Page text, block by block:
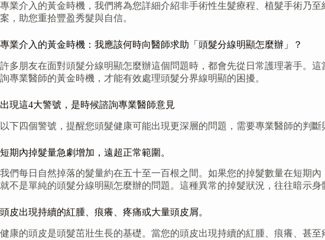
專業介入的黃金時機，我們將為您詳細介紹非手術性生髮療程、植髮手術乃
案，助您重拾豐盈秀髮與自信。
專業介入的黃金時機：我應該何時向醫師求助「頭髮分線明顯怎麼辦」？
許多朋友在面對頭髮分線明顯怎麼辦這個問題時，都會先從日常護理著手。
詢專業醫師的黃金時機，才能有效處理頭髮分界線明顯的困擾。
出現這4大警號，是時候諮詢專業醫師意見
以下四個警號，提醒您頭髮健康可能出現更深層的問題，需要專業醫師的判斷
短期內掉髮量急劇增加，遠超正常範圍。
我們每日自然掉落的髮量約在五十至一百根之間。如果您的掉髮數量在短期
就不是單純的頭髮分線明顯怎麼辦的問題。這種異常的掉髮狀況，往往暗示
頭皮出現持續的紅腫、痕癢、疼痛或大量頭皮屑。
健康的頭皮是頭髮茁壯生長的基礎。當您的頭皮出現持續的紅腫、痕癢、甚